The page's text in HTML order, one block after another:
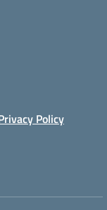
Policy